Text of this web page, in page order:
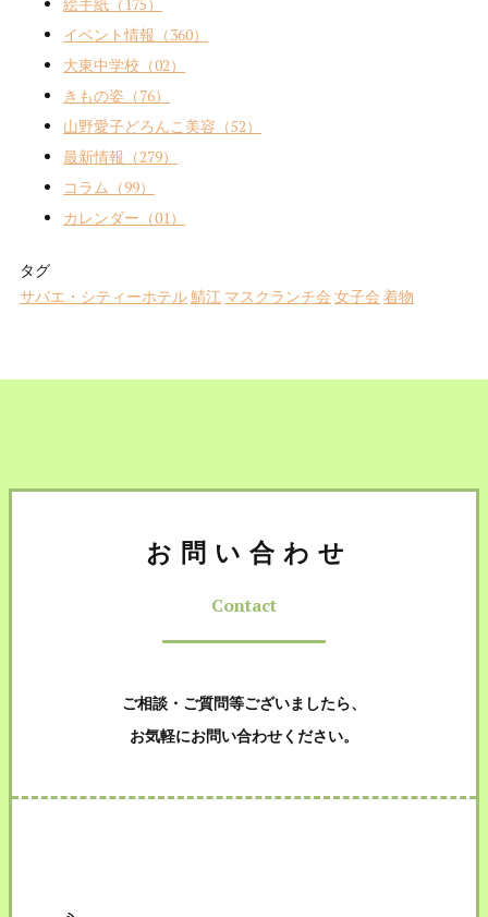
イベント情報（360）
大東中学校（02）
きもの姿（76）
山野愛子どろんこ美容（52）
最新情報（279）
コラム（99）
カレンダー（01）
タグ
サバエ・シティーホテル鯖江 マスクランチ会 女子会 着物
お問い合わせ
Contact
ご相談・ご質問等ございましたら、
お気軽にお問い合わせください。